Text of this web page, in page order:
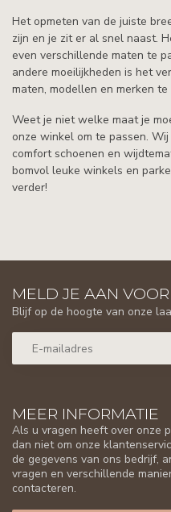
Het opmeten van de juiste
zijn en je zit er al snel naast.
even verschillende maten te
andere moeilijkheden is het
maten, modellen en merken te
Weet je niet welke maat je
onze winkel om te passen.
comfort schoenen en
bomvol leuke winkels en
verder!
MEER INFORMATIE
Als u vragen heeft over onze
dan niet om onze
de gegevens van ons bedrijf,
vragen en verschillende
contacteren.
MELD JE AAN
Blijf op de hoogte van onze